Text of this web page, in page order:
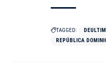
TAGGED:
REPÚBLICA